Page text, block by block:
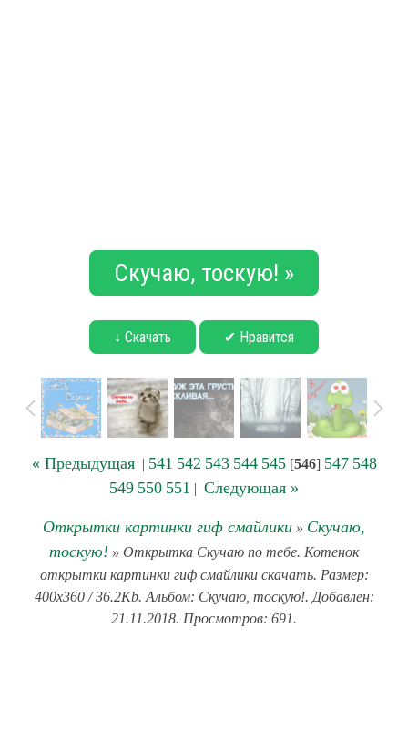
Скучаю, тоскую! »
↓ Скачать ✔ Нравится
« Предыдущая| 541 542 543 544 545[546] 547 548
549 550 551 | Следующая »
Открытки картинки гиф смайлики » Скучаю,
тоскую! » Открытка Скучаю по тебе. Котенок
открытки картинки гиф смайлики скачать. Размер:
400x360 / 36.2Kb. Альбом: Скучаю, тоскую!. Добавлен:
21.11.2018. Просмотров: 691.